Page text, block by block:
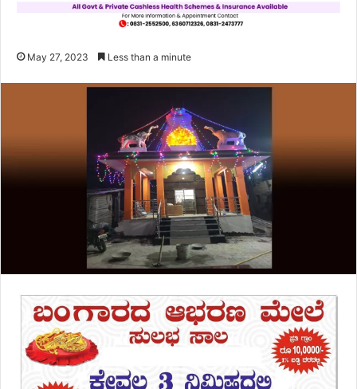
May 27, 2023 Less than a minute